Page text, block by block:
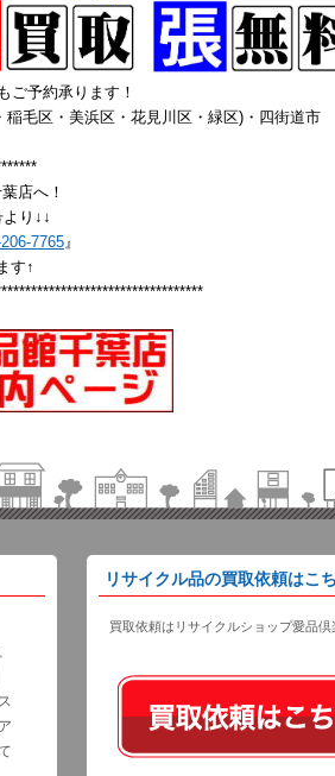
ご予約承ります！
稲毛区・美浜区・花見川区・緑区)・四街道市
店へ！
り↓↓
7765』
す↑
リサイクル品の買取依頼はこ
買取依頼はリサイクルショップ愛品倶